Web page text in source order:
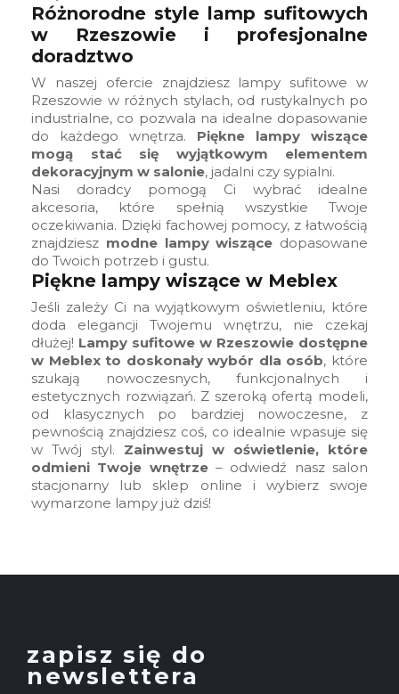
Różnorodne style lamp sufitowych
w Rzeszowie i profesjonalne
doradztwo
W naszej ofercie znajdziesz lampy sufitowe w
Rzeszowie w różnych stylach, od rustykalnych po
industrialne, co pozwala na idealne dopasowanie
do każdego wnętrza. Piękne lampy wiszące
mogą stać się wyjątkowym elementem
dekoracyjnym w salonie, jadalni czy sypialni.
Nasi doradcy pomogą Ci wybrać idealne
akcesoria, które spełnią wszystkie Twoje
oczekiwania. Dzięki fachowej pomocy, z łatwością
znajdziesz modne lampy wiszące dopasowane
do Twoich potrzeb i gustu.
Piękne lampy wiszące w Meblex
Jeśli zależy Ci na wyjątkowym oświetleniu, które
doda elegancji Twojemu wnętrzu, nie czekaj
dłużej! Lampy sufitowe w Rzeszowie dostępne
w Meblex to doskonały wybór dla osób, które
szukają nowoczesnych, funkcjonalnych i
estetycznych rozwiązań. Z szeroką ofertą modeli,
od klasycznych po bardziej nowoczesne, z
pewnością znajdziesz coś, co idealnie wpasuje się
w Twój styl. Zainwestuj w oświetlenie, które
odmieni Twoje wnętrze– odwiedź nasz salon
stacjonarny lub sklep online i wybierz swoje
wymarzone lampy już dziś!
zapisz się do
newslettera